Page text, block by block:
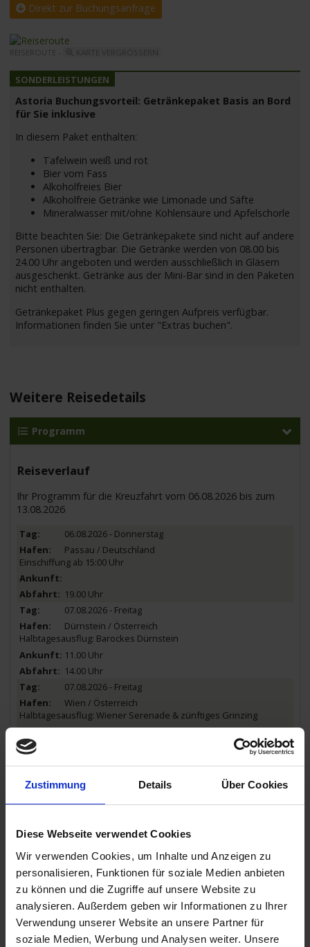
Zustimmung Details Über Cookies
Diese Webseite verwendet Cookies
Wir verwenden Cookies, um Inhalte und Anzeigen zu
personalisieren, Funktionen für soziale Medien anbieten
zu können und die Zugriffe auf unsere Website zu
analysieren. Außerdem geben wir Informationen zu Ihrer
Verwendung unserer Website an unsere Partner für
soziale Medien, Werbung und Analysen weiter. Unsere
Direkt zur Buchungsanfrage
REISEROUTE -
Astoria Buchungsvorteil: Getränkepaket Basis an Bord
für Sie inklusive
In diesem Paket enthalten:
Tafelwein weiß und rot
Bier vom Fass
Alkoholfreies Bier
Alkoholfreie Getränke wie Limonade und Säfte
Mineralwasser mit/ohne Kohlensäure und Apfelschorle
Bitte beachten Sie: Die Getränkepakete sind nicht auf andere
Personen übertragbar. Die Getränke werden von 08.00 bis
24.00 Uhr angeboten und werden ausschließlich in Gläsern
ausgeschenkt. Getränke aus der Mini-Bar sind in den Paketen
nicht enthalten.
Getränkepaket Plus gegen geringen Aufpreis verfügbar.
Informationen finden Sie unter "Extras buchen".
Weitere Reisedetails
Programm
Reiseverlauf
Ihr Programm für die Kreuzfahrt vom 06.08.2026 bis zum
13.08.2026
06.08.2026 - Donnerstag
Passau / Deutschland
Einschiffung ab 15:00 Uhr
19.00 Uhr
07.08.2026 - Freitag
Dürnstein / Österreich
Halbtagesausflug: Barockes Dürnstein
11.00 Uhr
14.00 Uhr
07.08.2026 - Freitag
Wien / Österreich
Halbtagesausflug: Wiener Serenade & zünftiges Grinzing
19.00 Uhr
08.08.2026 - Samstag
Halbtagesausflug: Romantisches Wien - Panoramafahrt
09.08.2026 - Sonntag
Budapest / Ungarn
Halbtagesausflug: Budapest - die vielen Gesichter einer Stadt
Abendausflug: Lichterfahrt Budapest
12.30 Uhr
10.08.2026 - Montag